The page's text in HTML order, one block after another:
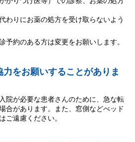
わりにお薬の処方を受け取らないよう
予約のある方は変更をお願いします。
をお願いすることがありま
院が必要な患者さんのために、急な転
合があります。また、窓側などべッド
ご遠慮ください。